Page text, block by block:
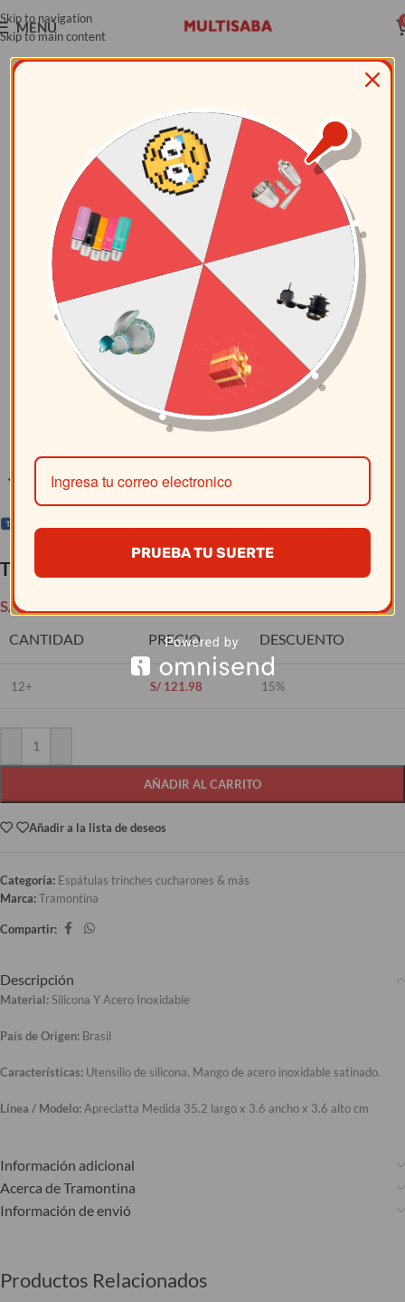
Skip to navigation
Skip to main content
MENÚ
Tramontina – Pinza Multiuso 25805/101
S/143.50
CANTIDAD PRECIO DESCUENTO
12+ S/ 121.98 15%
AÑADIR AL CARRITO
Añadir a la lista de deseos
Categoría: Espátulas trinches cucharones & más
Marca:Tramontina
Compartir:
Descripción
Material:Silicona Y Acero Inoxidable
País de Origen: Brasil
Características: Utensilio de silicona. Mango de acero inoxidable satinado.
Línea / Modelo:Apreciatta Medida 35.2 largo x 3.6 ancho x 3.6 alto cm
Información adicional
Acerca de Tramontina
Información de envió
Productos Relacionados
PRUEBA TU SUERTE